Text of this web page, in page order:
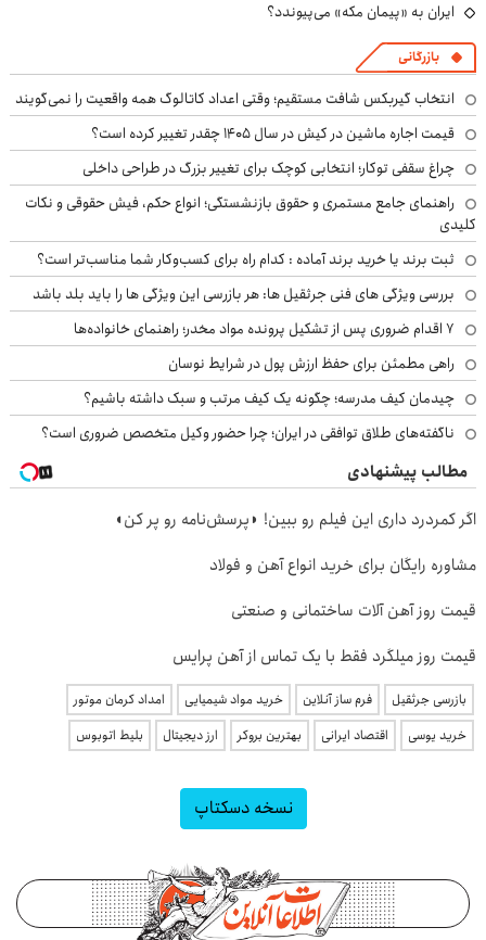
ایران به «پیمان مکه» می‌پیوندد؟
بازرگانی
انتخاب گیربکس شافت مستقیم؛ وقتی اعداد کاتالوگ همه واقعیت را نمی‌گویند
قیمت اجاره ماشین در کیش در سال ۱۴۰۵ چقدر تغییر کرده است؟
چراغ سقفی توکار؛ انتخابی کوچک برای تغییر بزرگ در طراحی داخلی
راهنمای جامع مستمری و حقوق بازنشستگی؛ انواع حکم، فیش حقوقی و نکات
کلیدی
ثبت برند یا خرید برند آماده : کدام راه برای کسب‌وکار شما مناسب‌تر است؟
بررسی ویژگی های فنی جرثقیل ها: هر بازرسی این ویژگی ها را باید بلد باشد
۷ اقدام ضروری پس از تشکیل پرونده مواد مخدر؛ راهنمای خانواده‌ها
راهی مطمئن برای حفظ ارزش پول در شرایط نوسان
چیدمان کیف مدرسه؛ چگونه یک کیف مرتب و سبک داشته باشیم؟
ناگفته‌های طلاق توافقی در ایران؛ چرا حضور وکیل متخصص ضروری است؟
مطالب پیشنهادی
اگر کمردرد داری این فیلم رو ببین! ◗پرسش‌نامه رو پر کن◖
مشاوره رایگان برای خرید انواع آهن و فولاد
قیمت روز آهن آلات ساختمانی و صنعتی
قیمت روز میلگرد فقط با یک تماس از آهن پرایس
بازرسی جرثقیل فرم ساز آنلاین خرید مواد شیمیایی
امداد کرمان موتور
خرید یوسی
اقتصاد ایرانی بهترین بروکر ارز دیجیتال بلیط اتوبوس
نسخه دسکتاپ